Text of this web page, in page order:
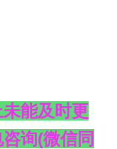
能及时更
询(微信同